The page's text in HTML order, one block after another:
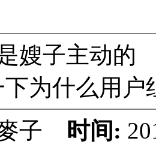
嫂子主动
为什么用户
子 时间: